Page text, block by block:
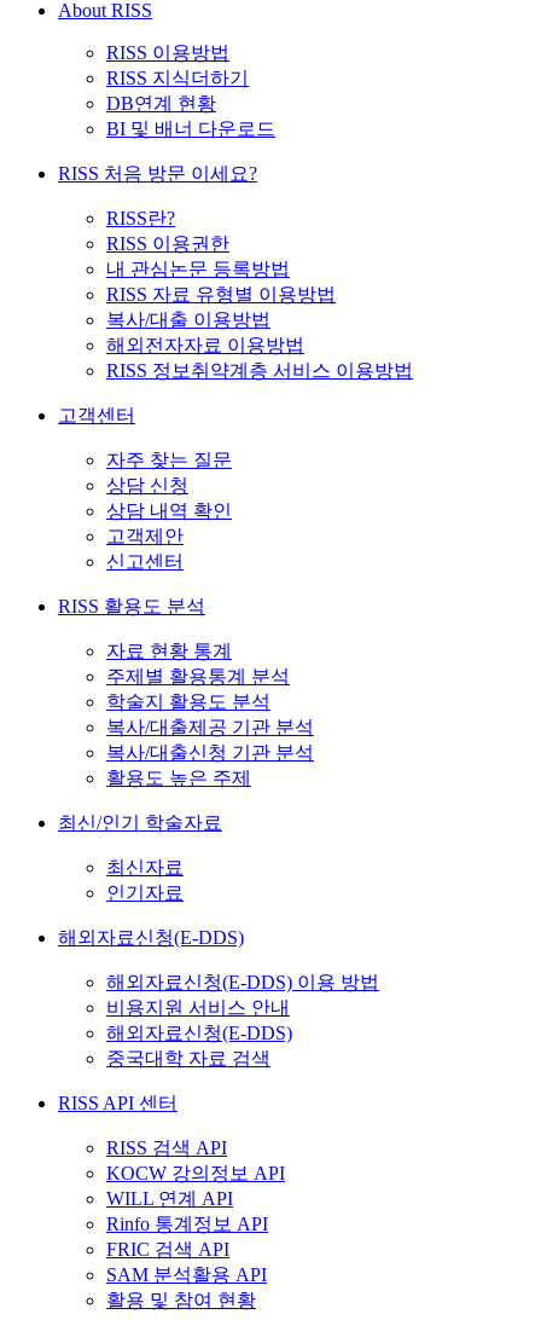
About RISS
RISS 이용방법
RISS 지식더하기
DB연계 현황
BI 및 배너 다운로드
RISS 처음 방문 이세요?
RISS란?
RISS 이용권한
내 관심논문 등록방법
RISS 자료 유형별 이용방법
복사/대출 이용방법
해외전자자료 이용방법
RISS 정보취약계층 서비스 이용방법
고객센터
자주 찾는 질문
상담 신청
상담 내역 확인
고객제안
신고센터
RISS 활용도 분석
자료 현황 통계
주제별 활용통계 분석
학술지 활용도 분석
복사/대출제공 기관 분석
복사/대출신청 기관 분석
활용도 높은 주제
최신/인기 학술자료
최신자료
인기자료
해외자료신청(E-DDS)
해외자료신청(E-DDS) 이용 방법
비용지원 서비스 안내
해외자료신청(E-DDS)
중국대학 자료 검색
RISS API 센터
RISS 검색 API
KOCW 강의정보 API
WILL 연계 API
Rinfo 통계정보 API
FRIC 검색 API
SAM 분석활용 API
활용 및 참여 현황